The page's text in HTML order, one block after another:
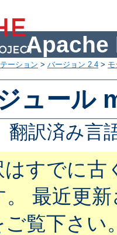
Apache
ーション > バージョン 2.4 >
ュール
翻訳済み言
はすでに古
最近更
覧下さい